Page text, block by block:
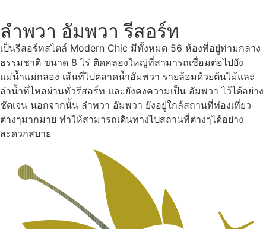
ลำพวา อัมพวา รีสอร์ท
เป็นรีสอร์ทสไตล์ Modern Chic มีทั้งหมด 56 ห้องที่อยู่ท่ามกลาง
ธรรมชาติ ขนาด 8 ไร่ ติดคลองใหญ่ที่สามารถเชื่อมต่อไปยัง
แม่น้ำแม่กลอง เส้นที่ไปตลาดน้ำอัมพวา รายล้อมด้วยต้นไม้และ
ลำน้ำที่ไหลผ่านทั่วรีสอร์ท และยังคงความเป็น อัมพวา ไว้ได้อย่าง
ชัดเจน นอกจากนั้น ลำพวา อัมพวา ยังอยู่ใกล้สถานที่ท่องเที่ยว
ต่างๆมากมาย ทำให้สามารถเดินทางไปสถานที่ต่างๆได้อย่าง
สะดวกสบาย